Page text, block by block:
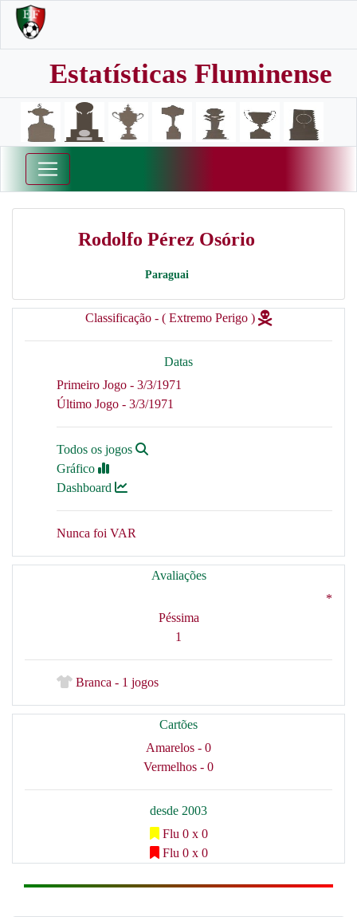
Estatísticas Fluminense
Rodolfo Pérez Osório
Paraguai
Classificação - ( Extremo Perigo )
Datas
Primeiro Jogo - 3/3/1971
Último Jogo - 3/3/1971
Todos os jogos
Gráfico
Dashboard
Nunca foi VAR
Avaliações
*
Péssima
1
Branca - 1 jogos
Cartões
Amarelos - 0
Vermelhos - 0
desde 2003
Flu 0 x 0
Flu 0 x 0